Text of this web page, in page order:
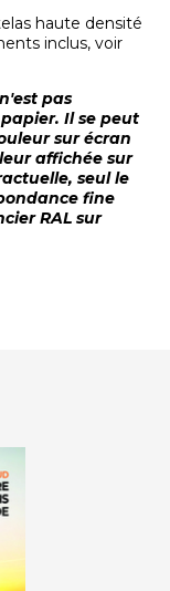
haute densité
inclus, voir
pas
Il se peut
sur écran
affichée sur
seul le
fine
RAL sur